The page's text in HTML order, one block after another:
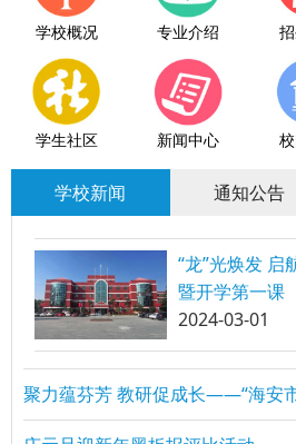
学校概况 专业介绍
学生社区 新闻中心
学校新闻 通知公告
“龙”光焕发
暨开学第一课
2024-03-01